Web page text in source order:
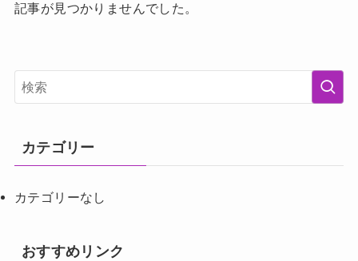
記事が見つかりませんでした。
カテゴリー
カテゴリーなし
おすすめリンク